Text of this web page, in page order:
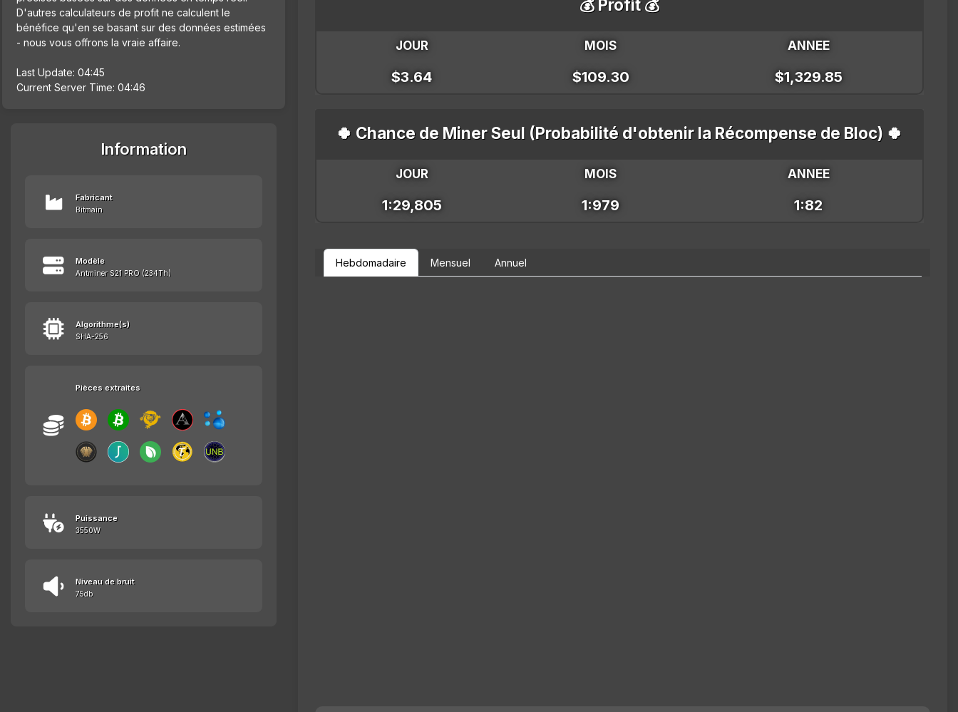
D'autres calculateurs de profit ne calculent le
bénéfice qu'en se basant sur des données estimées
- nous vous offrons la vraie affaire.
Last Update: 04:45
Current Server Time: 04:46
Information
Fabricant
Bitmain
Modèle
Antminer S21 PRO (234Th)
Algorithme(s)
SHA-256
Pièces extraites
Puissance
3550W
Niveau de bruit
75db
💰 Profit 💰
JOUR MOIS ANNEE
$3.64 $109.30 $1,329.85
🍀 Chance de Miner Seul (Probabilité d'obtenir la Récompense de Bloc) 🍀
JOUR MOIS ANNEE
1:29,805 1:979 1:82
Hebdomadaire Mensuel Annuel